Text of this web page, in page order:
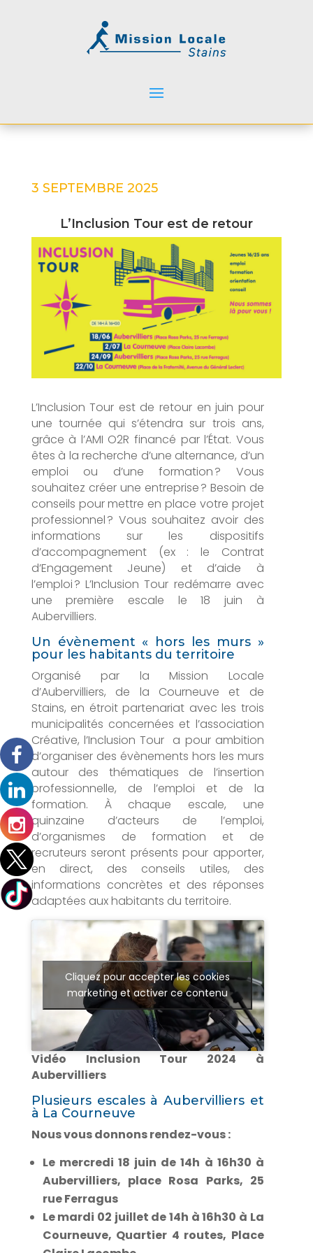
3 SEPTEMBRE 2025
L’Inclusion Tour est de retour
L’Inclusion Tour est de retour en juin pour
une tournée qui s’étendra sur trois ans,
grâce à l’AMI O2R financé par l’État. Vous
êtes à la recherche d’une alternance, d’un
emploi ou d’une formation ? Vous
souhaitez créer une entreprise ? Besoin de
conseils pour mettre en place votre projet
professionnel ? Vous souhaitez avoir des
informations sur les dispositifs
d’accompagnement (ex : le Contrat
d’Engagement Jeune) et d’aide à
l’emploi ? L’Inclusion Tour redémarre avec
une première escale le 18 juin à
Aubervilliers.
Un évènement « hors les murs »
pour les habitants du territoire
Organisé par la Mission Locale
d’Aubervilliers, de la Courneuve et de
Stains, en étroit partenariat avec les trois
municipalités concernées et l’association
Créative, l’Inclusion Tour a pour ambition
d’organiser des évènements hors les murs
autour des thématiques de l’insertion
professionnelle, de l’emploi et de la
formation. À chaque escale, une
quinzaine d’acteurs de l’emploi,
d’organismes de formation et de
recruteurs seront présents pour apporter,
en direct, des conseils utiles, des
informations concrètes et des réponses
adaptées aux habitants du territoire.
Cliquez pour accepter les cookies
marketing et activer ce contenu
Vidéo Inclusion Tour 2024 à
Aubervilliers
Plusieurs escales à Aubervilliers et
à La Courneuve
Nous vous donnons rendez-vous :
Le mercredi 18 juin de 14h à 16h30 à
Aubervilliers, place Rosa Parks, 25
rue Ferragus
Le mardi 02 juillet de 14h à 16h30 à La
Courneuve, Quartier 4 routes, Place